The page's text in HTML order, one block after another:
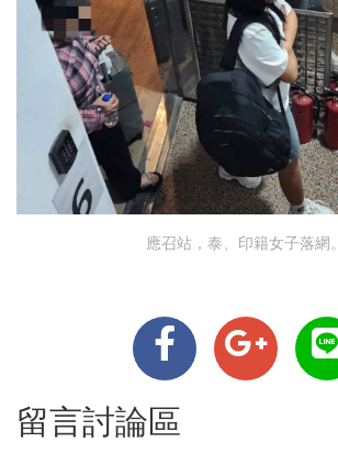
應召站，泰、印籍女子落網。
留言討論區